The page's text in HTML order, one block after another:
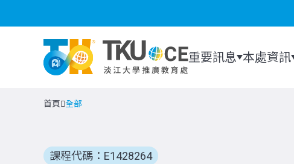
重要訊息 本處資訊
首頁 全部
課程代碼：E1428264